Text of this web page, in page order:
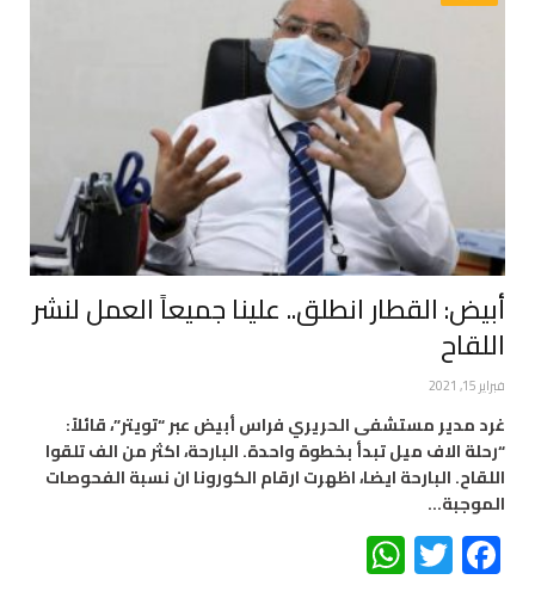
أبيض: القطار انطلق.. علينا جميعاً العمل لنشر
اللقاح
فبراير 15, 2021
غرد مدير مستشفى الحريري فراس أبيض عبر “تويتر”، قائلاً:
“رحلة الاف ميل تبدأ بخطوة واحدة. البارحة، اكثر من الف تلقوا
اللقاح. البارحة ايضا، اظهرت ارقام الكورونا ان نسبة الفحوصات
الموجبة…
Facebook
Twitter